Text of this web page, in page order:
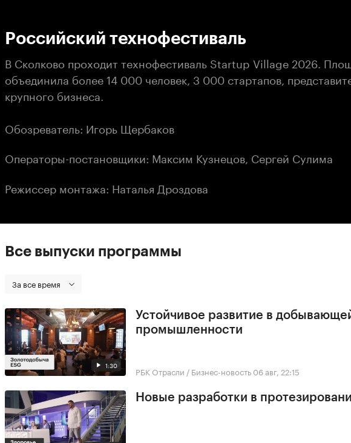
Российский технофестиваль
В Сколково проходит технофестиваль Startup Village 2026.
объединила более 14 000 человек, 3 000 стартапов,
крупного бизнеса.
Обозреватель: Игорь Щербаков
Операторы-постановщики: Максим Кузнецов, Сергей Сулима
Режиссер монтажа: Наталья Дроздова
Все выпуски программы
За все время
1:30
Устойчивое развитие в
промышленности
РБК Отрасли / Бизнес-новость 06 авг, 22:15
Новые разработки в